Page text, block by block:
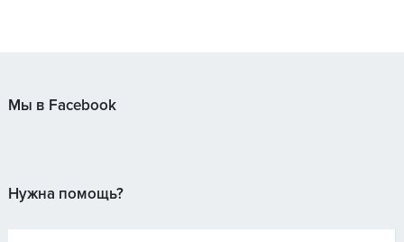
Мы в Facebook
Нужна помощь?